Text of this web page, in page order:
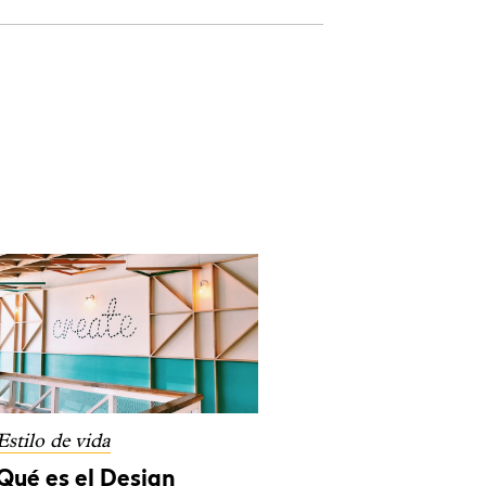
de vida
es el Design